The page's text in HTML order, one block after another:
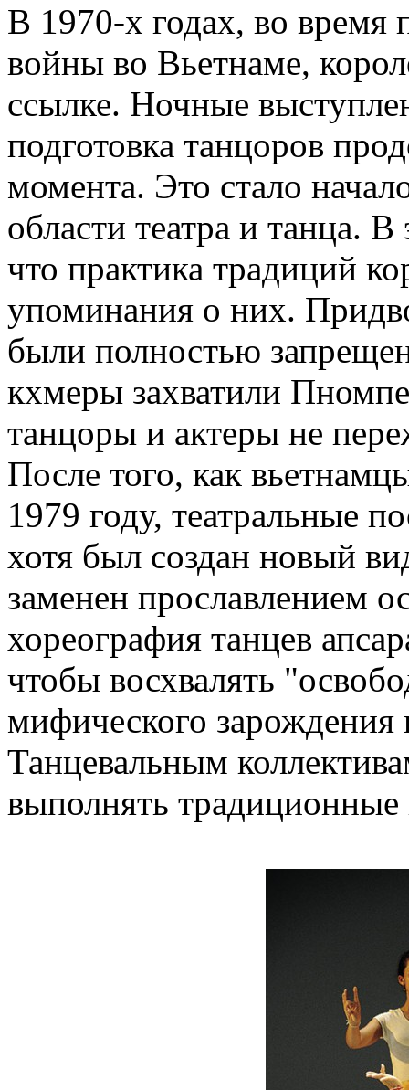
В 1970-х годах, во время
войны во Вьетнаме,
ссылке. Ночные
подготовка танцоров
момента. Это стало
области театра и танца.
что практика традиций
упоминания о них.
были полностью
кхмеры захватили
танцоры и актеры не
После того, как
1979 году, театральные
хотя был создан новый
заменен прославлением
хореография танцев
чтобы восхвалять
мифического зарождения
Танцевальным
выполнять